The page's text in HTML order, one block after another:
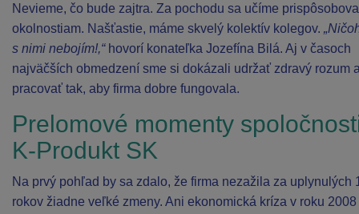
Nevieme, čo bude zajtra. Za pochodu sa učíme
okolnostiam. Našťastie, máme skvelý kolektív kolegov.
s nimi nebojím!,“hovorí konateľka Jozefína Bilá. Aj v časoch
najväčších obmedzení sme si dokázali udržať zdravý rozum
pracovať tak, aby firma dobre fungovala.
Prelomové momenty
K-Produkt SK
Na prvý pohľad by sa zdalo, že firma nezažila za uplynulých
rokov žiadne veľké zmeny. Ani ekonomická kríza v roku 2008